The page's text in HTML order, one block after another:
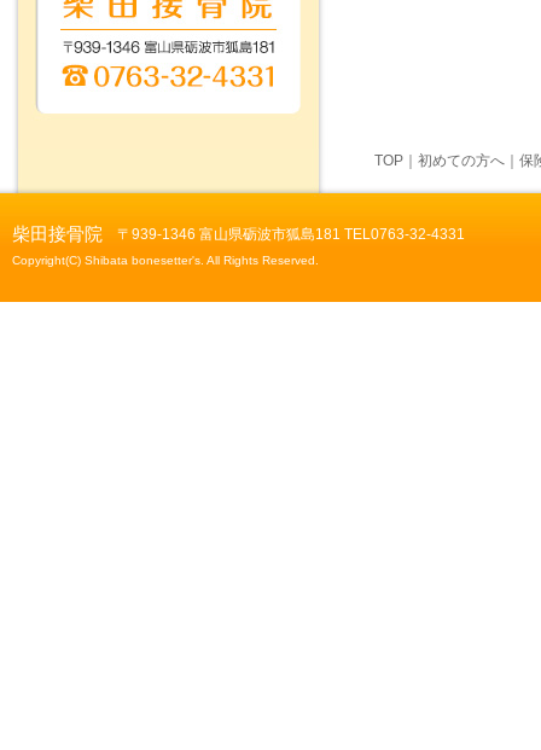
TOP 初めての方へ 保
柴田接骨院 〒939-1346 富山県砺波市狐島181 TEL0763-32-4331
Copyright(C) Shibata bonesetter's. All Rights Reserved.